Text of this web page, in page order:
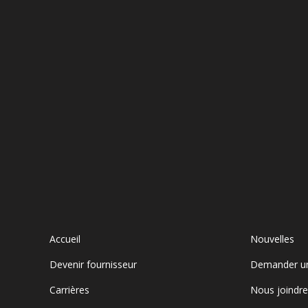
Accueil
Devenir fournisseur
Carrières
Nouvelles
Demander
Nous joindre